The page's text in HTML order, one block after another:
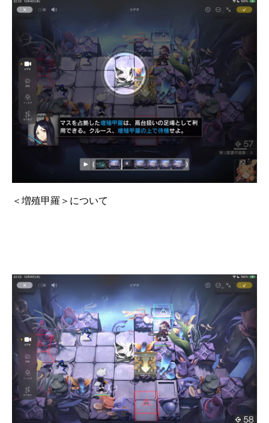
＜増殖甲羅＞について